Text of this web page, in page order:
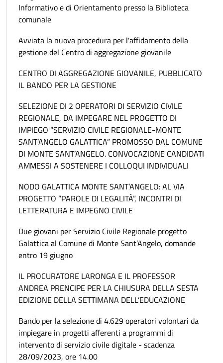
Informativo e di Orientamento presso la Biblioteca
comunale
Avviata la nuova procedura per l'affidamento della
gestione del Centro di aggregazione giovanile
CENTRO DI AGGREGAZIONE GIOVANILE, PUBBLICATO
IL BANDO PER LA GESTIONE
SELEZIONE DI 2 OPERATORI DI SERVIZIO CIVILE
REGIONALE, DA IMPEGARE NEL PROGETTO DI
IMPIEGO “SERVIZIO CIVILE REGIONALE-MONTE
SANT’ANGELO GALATTICA” PROMOSSO DAL COMUNE
DI MONTE SANT’ANGELO. CONVOCAZIONE CANDIDATI
AMMESSI A SOSTENERE I COLLOQUI INDIVIDUALI
NODO GALATTICA MONTE SANT’ANGELO: AL VIA
PROGETTO “PAROLE DI LEGALITÀ”, INCONTRI DI
LETTERATURA E IMPEGNO CIVILE
Due giovani per Servizio Civile Regionale progetto
Galattica al Comune di Monte Sant’Angelo, domande
entro 19 giugno
IL PROCURATORE LARONGA E IL PROFESSOR
ANDREA PRENCIPE PER LA CHIUSURA DELLA SESTA
EDIZIONE DELLA SETTIMANA DELL’EDUCAZIONE
Bando per la selezione di 4.629 operatori volontari da
impiegare in progetti afferenti a programmi di
intervento di servizio civile digitale - scadenza
28/09/2023, ore 14.00